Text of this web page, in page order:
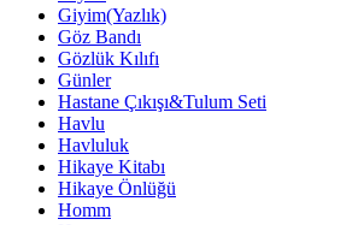
Giyim(Yazlık)
Göz Bandı
Gözlük Kılıfı
Günler
Hastane Çıkışı&Tulum Seti
Havlu
Havluluk
Hikaye Kitabı
Hikaye Önlüğü
Homm